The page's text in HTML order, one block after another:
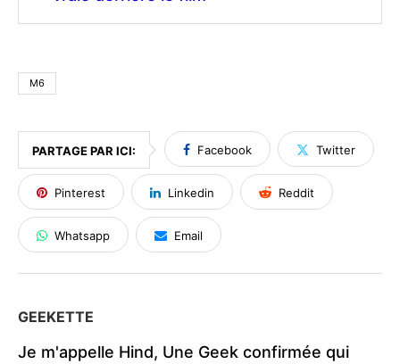
M6
PARTAGE PAR ICI: Facebook Twitter
Pinterest Linkedin Reddit
Whatsapp Email
GEEKETTE
Je m'appelle Hind, Une Geek confirmée qui